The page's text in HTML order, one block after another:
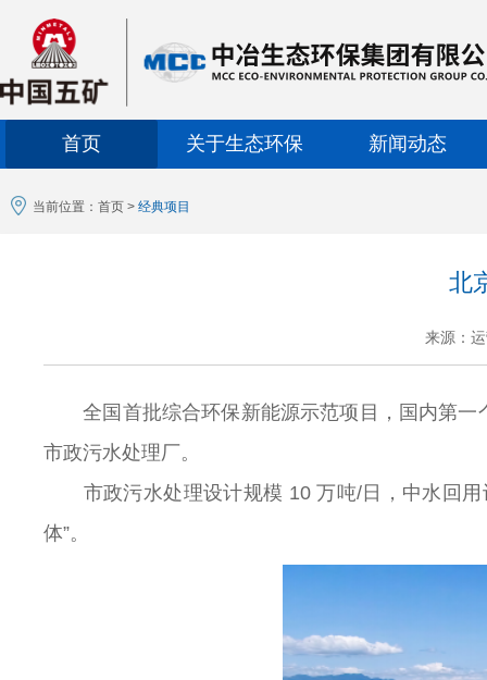
首页 关于生态环保 新闻动态
当前位置： 首页 > 经典项目
北
来源：
全国首批综合环保新能源示范项目，国内第一
市政污水处理厂。
市政污水处理设计规模 10 万吨/日，中水回用
体”。